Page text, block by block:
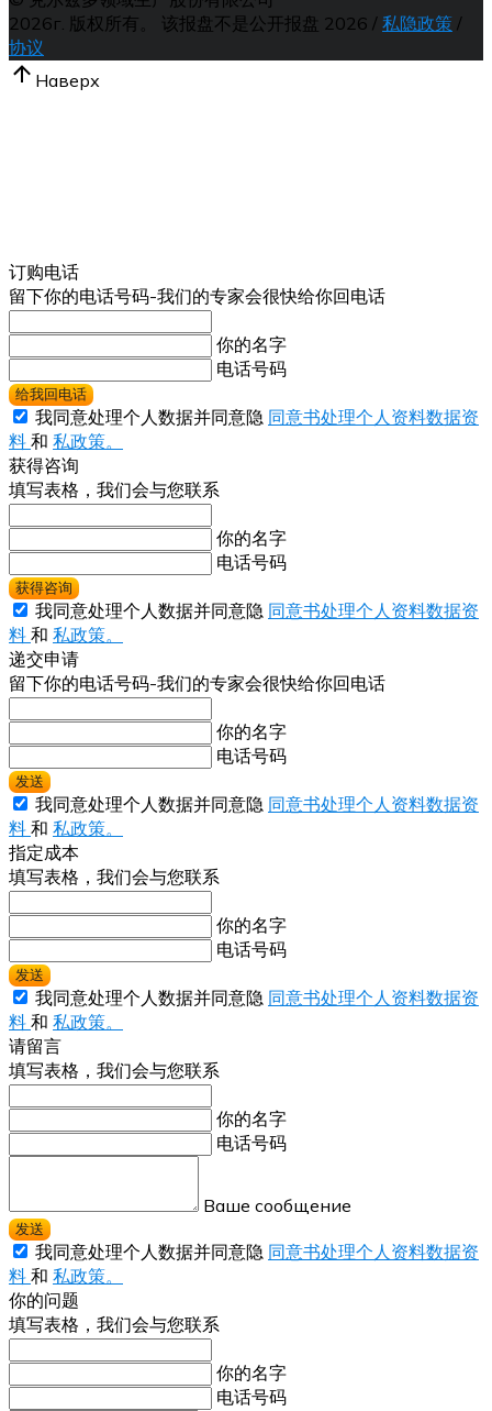
2026г. 版权所有。 该报盘不是公开报盘 2026 / 私隐政策 /
协议
Наверх
订购电话
留下你的电话号码-我们的专家会很快给你回电话
你的名字
电话号码
给我回电话
我同意处理个人数据并同意隐 同意书处理个人资料数据资
料 和 私政策。
获得咨询
填写表格，我们会与您联系
你的名字
电话号码
获得咨询
我同意处理个人数据并同意隐 同意书处理个人资料数据资
料 和 私政策。
递交申请
留下你的电话号码-我们的专家会很快给你回电话
你的名字
电话号码
发送
我同意处理个人数据并同意隐 同意书处理个人资料数据资
料 和 私政策。
指定成本
填写表格，我们会与您联系
你的名字
电话号码
发送
我同意处理个人数据并同意隐 同意书处理个人资料数据资
料 和 私政策。
请留言
填写表格，我们会与您联系
你的名字
电话号码
Ваше сообщение
发送
我同意处理个人数据并同意隐 同意书处理个人资料数据资
料 和 私政策。
你的问题
填写表格，我们会与您联系
你的名字
电话号码